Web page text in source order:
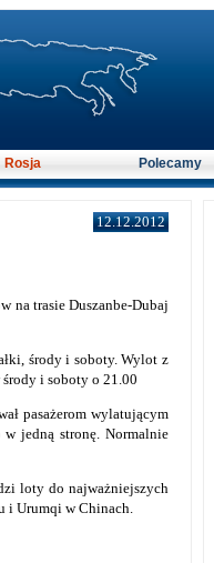
12.12.2012
na trasie Duszanbe-Dubaj
środy i soboty. Wylot z
środy i soboty o 21.00
pasażerom wylatującym
jedną stronę. Normalnie
loty do najważniejszych
i Urumqi w Chinach.
Rosja Polecamy